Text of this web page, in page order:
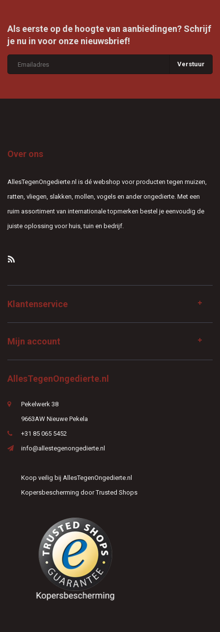
Als eerste op de hoogte van aanbiedingen? Schrijf
je nu in voor onze nieuwsbrief!
Verstuur
Over ons
AllesTegenOngedierte.nl is dé webshop voor producten tegen muizen,
ratten, vliegen, slakken, mollen, vogels en ander ongedierte. Met een
ruim assortiment van internationale topmerken bestel je eenvoudig de
juiste oplossing voor huis, tuin en bedrijf.
Klantenservice
Mijn account
AllesTegenOngedierte.nl
Pekelwerk 38
9663AW Nieuwe Pekela
+31 85 065 5452
info@allestegenongedierte.nl
Koop veilig bij AllesTegenOngedierte.nl
Kopersbescherming door Trusted Shops